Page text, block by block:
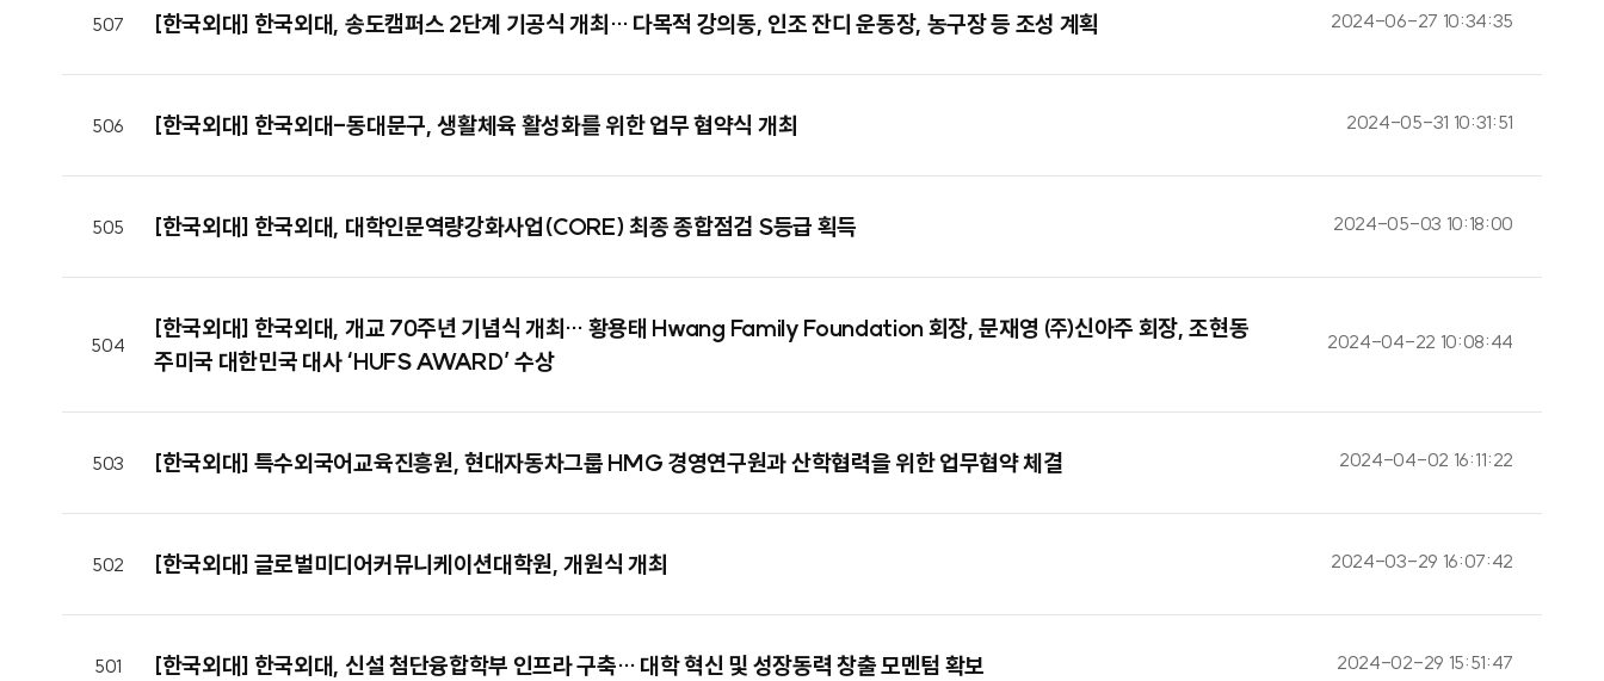
507 [한국외대] 한국외대, 송도캠퍼스 2단계 기공식 개최… 다목적 강의동, 인조 잔디 운동장, 농구장 등 조성 계획 2024-06-27 10:34:35
506 [한국외대] 한국외대-동대문구, 생활체육 활성화를 위한 업무 협약식 개최 2024-05-31 10:31:51
505 [한국외대] 한국외대, 대학인문역량강화사업(CORE) 최종 종합점검 S등급 획득 2024-05-03 10:18:00
504
[한국외대] 한국외대, 개교 70주년 기념식 개최… 황용태 Hwang Family Foundation 회장, 문재영 ㈜신아주 회장, 조현동
주미국 대한민국 대사 ‘HUFS AWARD’ 수상
2024-04-22 10:08:44
503 [한국외대] 특수외국어교육진흥원, 현대자동차그룹 HMG 경영연구원과 산학협력을 위한 업무협약 체결 2024-04-02 16:11:22
502 [한국외대] 글로벌미디어커뮤니케이션대학원, 개원식 개최 2024-03-29 16:07:42
501 [한국외대] 한국외대, 신설 첨단융합학부 인프라 구축… 대학 혁신 및 성장동력 창출 모멘텀 확보 2024-02-29 15:51:47